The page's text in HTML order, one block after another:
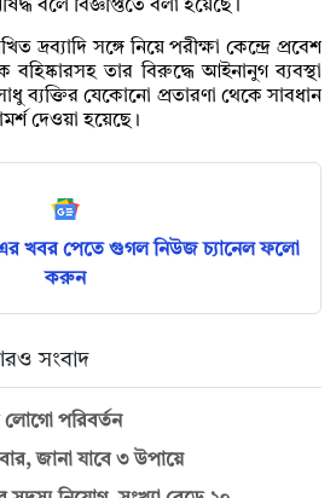
বলে বিজ্ঞপ্তিতে বলা হয়েছে।
দ্রব্যাদি সঙ্গে নিয়ে পরীক্ষা কেন্দ্রে প্রবেশ
তার বিরুদ্ধে আইনানুগ ব্যবস্থা
ব্যক্তির যেকোনো প্রতারণা থেকে সাবধান
দেওয়া হয়েছে।
খবর পেতে গুগল নিউজ চ্যানেল ফলো
করুন
সংবাদ
লোগো পরিবর্তন
জানা যাবে ৩ উপায়ে